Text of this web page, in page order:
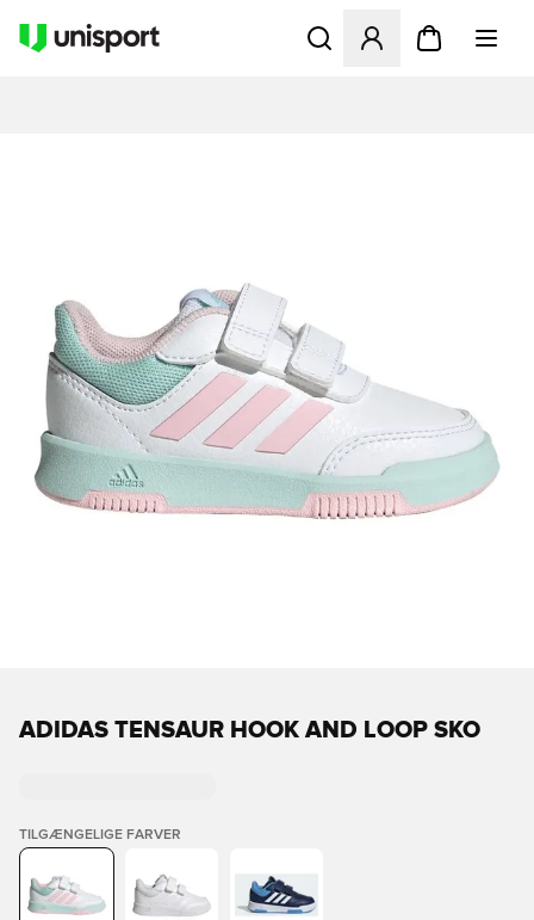
Åbner en Modal til at
ADIDAS TENSAUR HOOK AND LOOP SKO
TILGÆNGELIGE FARVER